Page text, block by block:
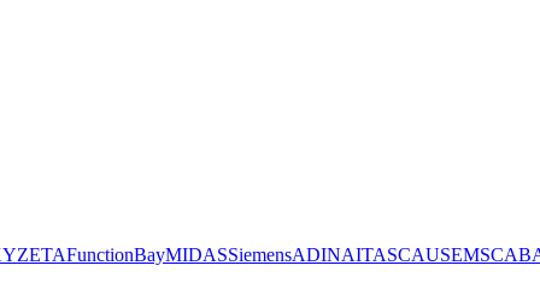
ETAFunctionBayMIDASSiemensADINAITASCAUSEMSC